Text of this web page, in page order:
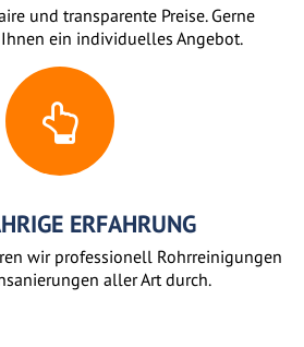
und transparente Preise. Gerne
ein individuelles Angebot.
ERFAHRUNG
wir professionell Rohrreinigungen
aller Art durch.